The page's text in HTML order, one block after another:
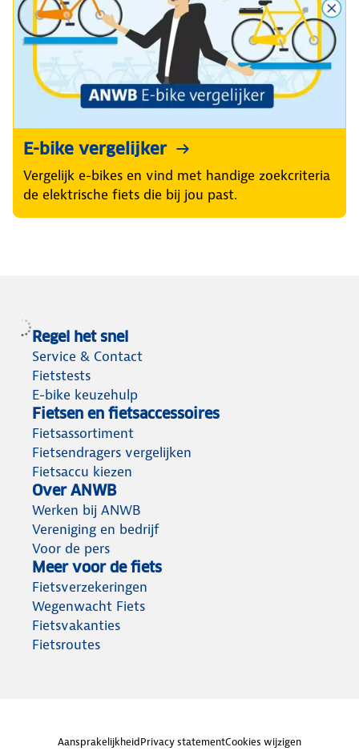
E-bike vergelijker
Vergelijk e-bikes en vind met handige zoekcriteria
de elektrische fiets die bij jou past.
Regel het snel
Service & Contact
Fietstests
E-bike keuzehulp
Fietsen en fietsaccessoires
Fietsassortiment
Fietsendragers vergelijken
Fietsaccu kiezen
Over ANWB
Werken bij ANWB
Vereniging en bedrijf
Voor de pers
Meer voor de fiets
Fietsverzekeringen
Wegenwacht Fiets
Fietsvakanties
Fietsroutes
AansprakelijkheidPrivacy statementCookies wijzigen